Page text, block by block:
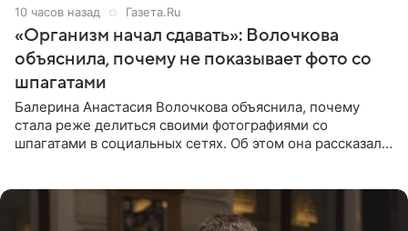
10 часов назад Газета.Ru
«Организм начал сдавать»: Волочкова
объяснила, почему не показывает фото со
шпагатами
Балерина Анастасия Волочкова объяснила, почему
стала реже делиться своими фотографиями со
шпагатами в социальных сетях. Об этом она рассказала